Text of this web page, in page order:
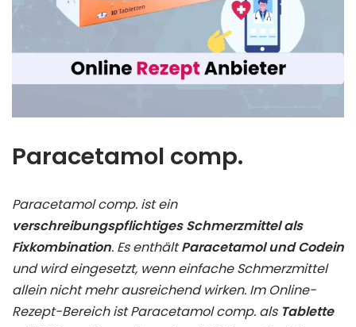
Paracetamol comp.
Paracetamol comp. ist ein
verschreibungspflichtiges Schmerzmittel als
Fixkombination. Es enthältParacetamol und Codein
und wird eingesetzt, wenn einfache Schmerzmittel
allein nicht mehr ausreichend wirken. Im Online-
Rezept-Bereich ist Paracetamol comp. als Tablette